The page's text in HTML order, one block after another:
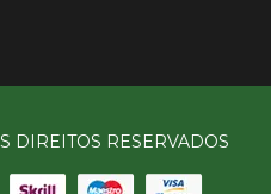
DIREITOS RESERVADOS